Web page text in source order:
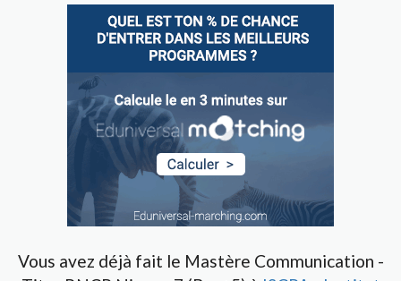
Vous avez déjà fait le Mastère Communication -